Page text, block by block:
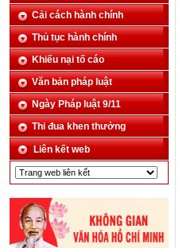
Cải cách hành chính
Thủ tục hành chính
Khiếu nại tố cáo
Văn bản pháp luật
Ngày Pháp luật 9/11
Thi đua khen thưởng
Liên kết web